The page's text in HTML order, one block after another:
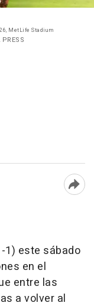
Vinícius Júnior, Brasil - Marruecos, Mundial 2026, MetLife Stadium
1) este sábado
en el
entre las
a volver al